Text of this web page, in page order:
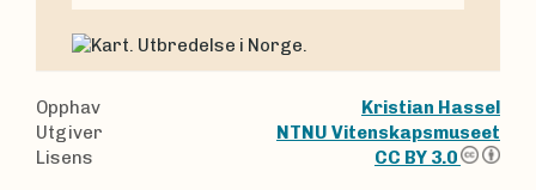
Opphav
Kristian Hassel
Utgiver
NTNU Vitenskapsmuseet
Lisens
CC BY 3.0